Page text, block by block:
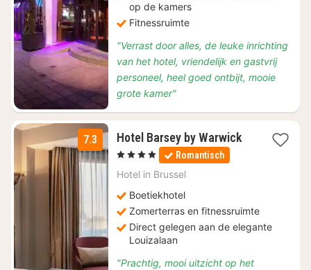
op de kamers
Fitnessruimte
"Verrast door alles, de leuke inrichting
van het hotel, vriendelijk en gastvrij
personeel, heel goed ontbijt, mooie
grote kamer"
7.3 Hotel Barsey by Warwick1
, 4 Sterren Romantisch
Hotel in Brussel
Boetiekhotel
Zomerterras en fitnessruimte
Direct gelegen aan de elegante
Louizalaan
"Prachtig, mooi uitzicht op het